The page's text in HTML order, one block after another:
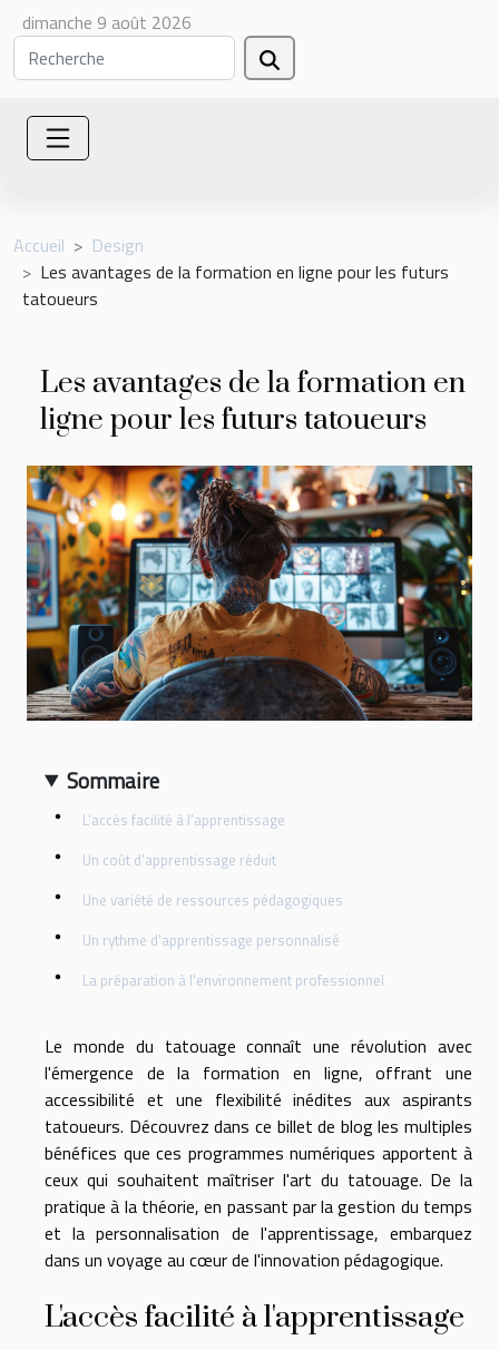
dimanche 9 août 2026
Accueil
Design
Les avantages de la formation en ligne pour les futurs
tatoueurs
Les avantages de la formation en
ligne pour les futurs tatoueurs
Sommaire
L'accès facilité à l'apprentissage
Un coût d'apprentissage réduit
Une variété de ressources pédagogiques
Un rythme d'apprentissage personnalisé
La préparation à l'environnement professionnel
Le monde du tatouage connaît une révolution avec
l'émergence de la formation en ligne, offrant une
accessibilité et une flexibilité inédites aux aspirants
tatoueurs. Découvrez dans ce billet de blog les multiples
bénéfices que ces programmes numériques apportent à
ceux qui souhaitent maîtriser l'art du tatouage. De la
pratique à la théorie, en passant par la gestion du temps
et la personnalisation de l'apprentissage, embarquez
dans un voyage au cœur de l'innovation pédagogique.
L'accès facilité à l'apprentissage